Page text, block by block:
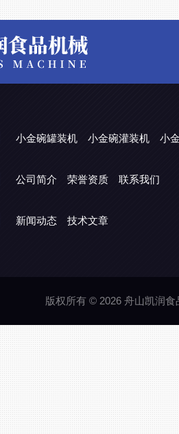
小金碗罐装机 小金碗灌装机 小
公司简介 荣誉资质 联系我们
新闻动态 技术文章
版权所有 © 2026 舟山凯润